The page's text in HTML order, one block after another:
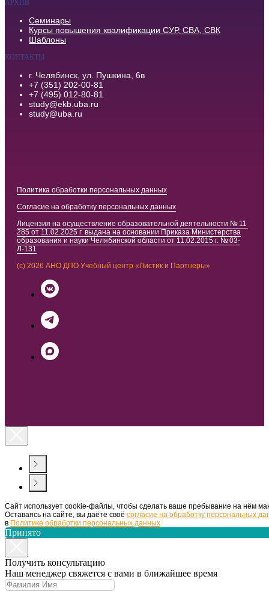
АРХИВ
Семинары
Курсы повышения квалификации СУР, СВА, СВК
Шаблоны
КОНТАКТЫ
г. Челябинск, ул. Пушкина, 6в
+7 (351) 202-00-81
+7 (495) 012-80-81
study@ekb.uba.ru
study@uba.ru
Политика обработки персональных данных
Согласие на обработку персональных данных
Лицензия на осуществление образовательной деятельности № 11
285 от 11.02.2025 г. выдана на основании Приказа Министерства
образования и науки Челябинской области от 11.02.2015 г. № 03-
Л-131
(c) 2026 АНО ДПО Учебный центр «Листик и Партнеры»
Сайт использует cookie-файлы, чтобы сделать ваше пребывание на нём
Оставаясь на сайте, вы даёте своё согласие на обработку персональных
в Политике обработки персональных данных
Принято
Получить консультацию
Наш менеджер свяжется с вами в ближайшее время